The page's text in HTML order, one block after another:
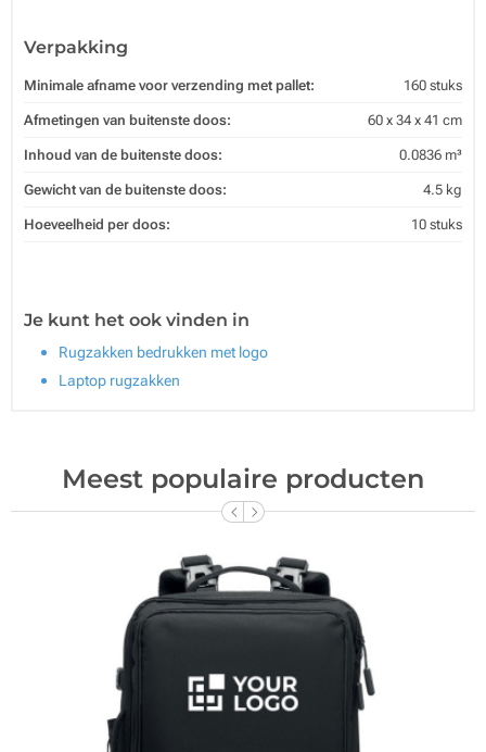
Verpakking
Minimale afname voor verzending met pallet: 160 stuks
Afmetingen van buitenste doos: 60 x 34 x 41 cm
Inhoud van de buitenste doos: 0.0836 m³
Gewicht van de buitenste doos: 4.5 kg
Hoeveelheid per doos: 10 stuks
Je kunt het ook vinden in
Rugzakken bedrukken met logo
Laptop rugzakken
Meest populaire producten